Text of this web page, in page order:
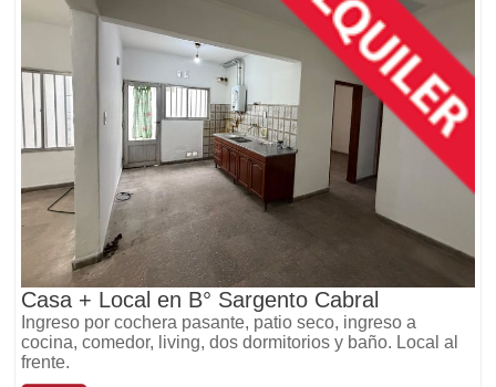
Casa + Local en B° Sargento Cabral
Ingreso por cochera pasante, patio seco, ingreso a
cocina, comedor, living, dos dormitorios y baño. Local al
frente.